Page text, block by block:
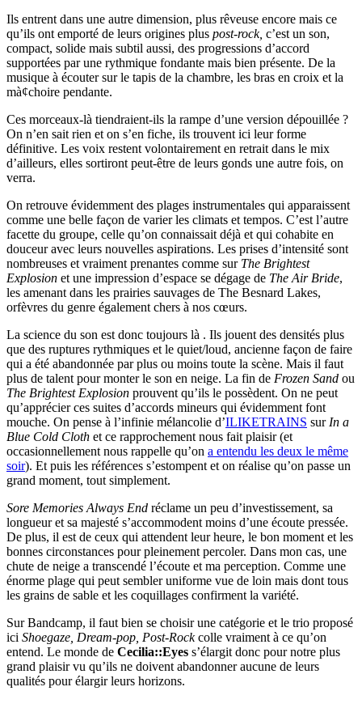
Ils entrent dans une autre dimension, plus rêveuse encore mais ce
qu’ils ont emporté de leurs origines plus post-rock, c’est un son,
compact, solide mais subtil aussi, des progressions d’accord
supportées par une rythmique fondante mais bien présente. De la
musique à écouter sur le tapis de la chambre, les bras en croix et la
mà¢choire pendante.
Ces morceaux-là tiendraient-ils la rampe d’une version dépouillée ?
On n’en sait rien et on s’en fiche, ils trouvent ici leur forme
définitive. Les voix restent volontairement en retrait dans le mix
d’ailleurs, elles sortiront peut-être de leurs gonds une autre fois, on
verra.
On retrouve évidemment des plages instrumentales qui apparaissent
comme une belle façon de varier les climats et tempos. C’est l’autre
facette du groupe, celle qu’on connaissait déjà et qui cohabite en
douceur avec leurs nouvelles aspirations. Les prises d’intensité sont
nombreuses et vraiment prenantes comme sur The Brightest
Explosion et une impression d’espace se dégage de The Air Bride,
les amenant dans les prairies sauvages de The Besnard Lakes,
orfèvres du genre également chers à nos cœurs.
La science du son est donc toujours là . Ils jouent des densités plus
que des ruptures rythmiques et le quiet/loud, ancienne façon de faire
qui a été abandonnée par plus ou moins toute la scène. Mais il faut
plus de talent pour monter le son en neige. La fin de Frozen Sand ou
The Brightest Explosion prouvent qu’ils le possèdent. On ne peut
qu’apprécier ces suites d’accords mineurs qui évidemment font
mouche. On pense à l’infinie mélancolie d’ILIKETRAINS surIn a
Blue Cold Cloth et ce rapprochement nous fait plaisir (et
occasionnellement nous rappelle qu’on a entendu les deux le même
soir). Et puis les références s’estompent et on réalise qu’on passe un
grand moment, tout simplement.
Sore Memories Always End réclame un peu d’investissement, sa
longueur et sa majesté s’accommodent moins d’une écoute pressée.
De plus, il est de ceux qui attendent leur heure, le bon moment et les
bonnes circonstances pour pleinement percoler. Dans mon cas, une
chute de neige a transcendé l’écoute et ma perception. Comme une
énorme plage qui peut sembler uniforme vue de loin mais dont tous
les grains de sable et les coquillages confirment la variété.
Sur Bandcamp, il faut bien se choisir une catégorie et le trio proposé
ici Shoegaze, Dream-pop, Post-Rockcolle vraiment à ce qu’on
entend. Le monde de Cecilia::Eyes s’élargit donc pour notre plus
grand plaisir vu qu’ils ne doivent abandonner aucune de leurs
qualités pour élargir leurs horizons.